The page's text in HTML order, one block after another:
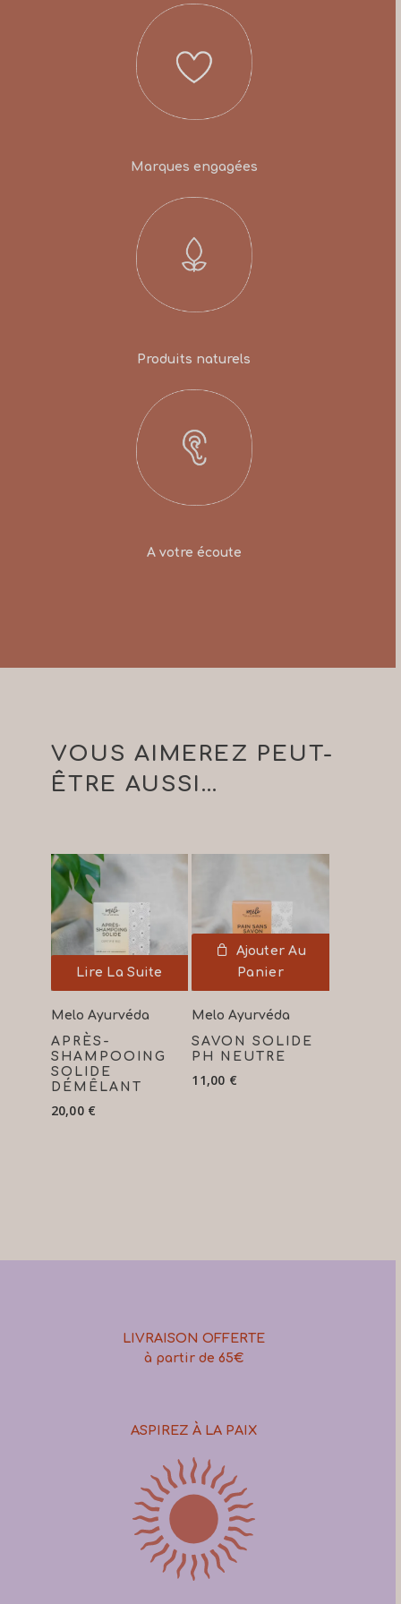
Marques engagées
Produits naturels
A votre écoute
VOUS AIMEREZ PEUT-
ÊTRE AUSSI…
Lire La Suite
Melo Ayurvéda
APRÈS-
SHAMPOOING
SOLIDE
DÉMÊLANT
20,00 €
Ajouter Au
Panier
Melo Ayurvéda
SAVON SOLIDE
PH NEUTRE
11,00 €
LIVRAISON OFFERTE
à partir de 65€
ASPIREZ À LA PAIX